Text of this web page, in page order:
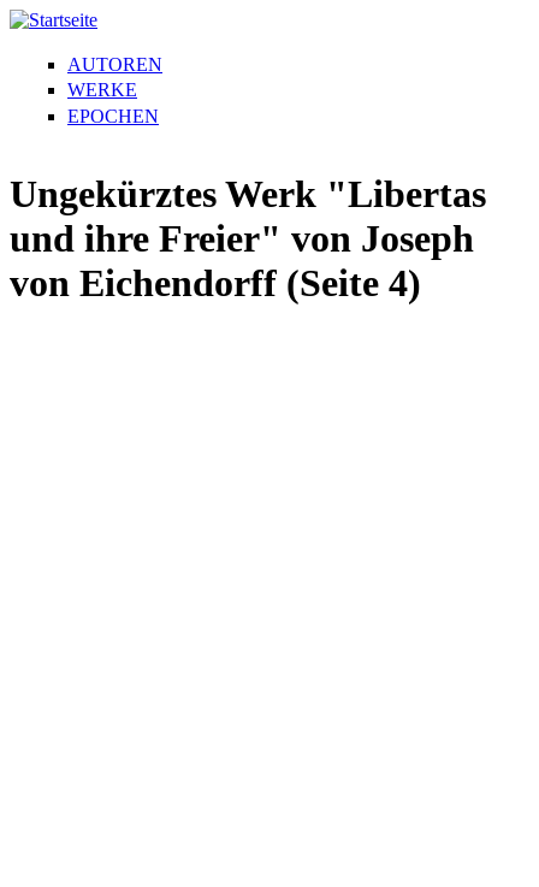
AUTOREN
WERKE
EPOCHEN
Ungekürztes Werk "Libertas
und ihre Freier" von Joseph
von Eichendorff (Seite 4)